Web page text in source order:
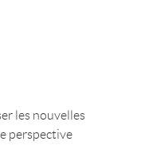
les nouvelles
perspective